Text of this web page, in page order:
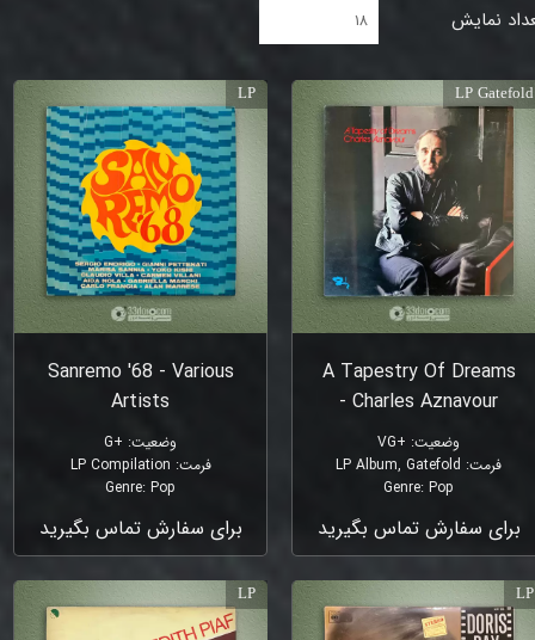
نمایش ۱۸
A Tapestry Of Dreams
- Charles Aznavour
وضعیت:
+VG
فرمت:
LP Album, Gatefold
Genre: Pop
برای سفارش تماس بگیرید
LP Gatefold
Sanremo '68 - Various
Artists
وضعیت:
+G
فرمت:
LP Compilation
Genre: Pop
برای سفارش تماس بگیرید
LP
LP
LP